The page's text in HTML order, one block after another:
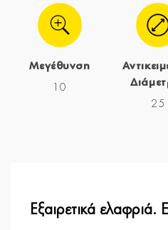
Μεγέθυνση
10
25
Εξαιρετικά ελαφριά.